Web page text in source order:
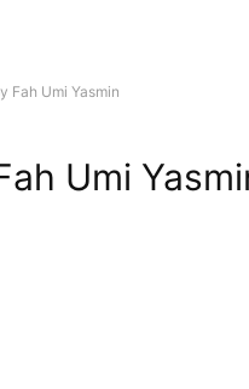
Fah Umi Yasmin
Umi